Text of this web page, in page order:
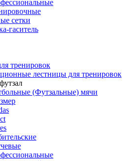
сетки
гаситель
тренировок
лестницы для тренировок
(Футзальные) мячи